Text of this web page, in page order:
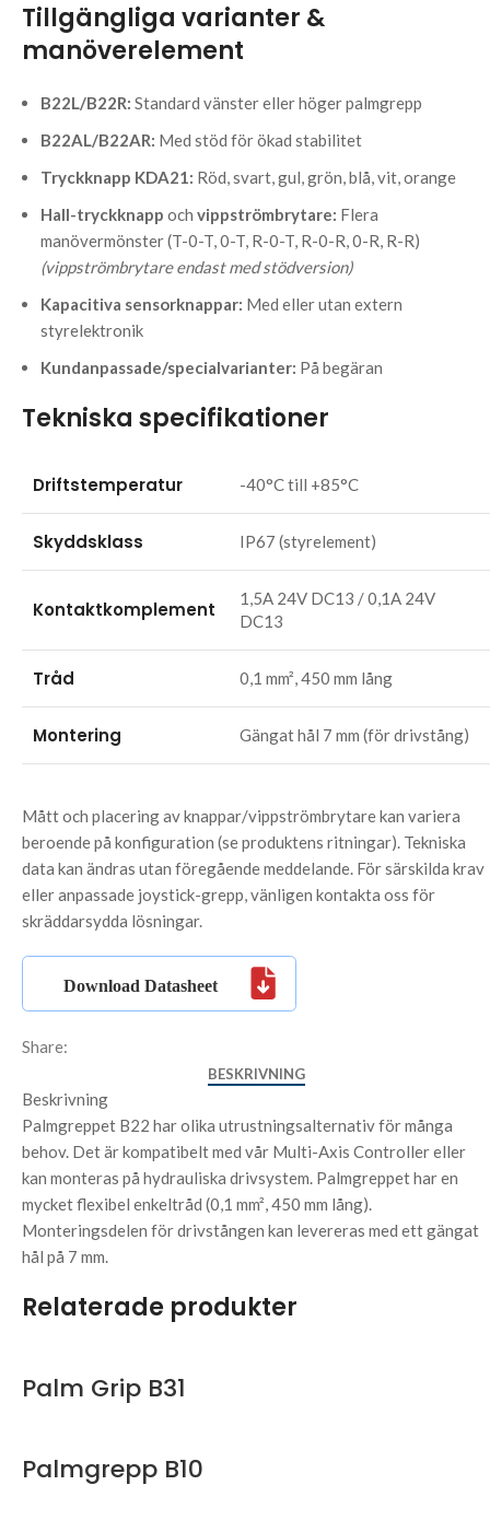
Tillgängliga varianter &
manöverelement
B22L/B22R: Standard vänster eller höger palmgrepp
B22AL/B22AR: Med stöd för ökad stabilitet
Tryckknapp KDA21: Röd, svart, gul, grön, blå, vit, orange
Hall-tryckknapp och vippströmbrytare: Flera
manövermönster (T-0-T, 0-T, R-0-T, R-0-R, 0-R, R-R)
(vippströmbrytare endast med stödversion)
Kapacitiva sensorknappar: Med eller utan extern
styrelektronik
Kundanpassade/specialvarianter: På begäran
Tekniska specifikationer
Driftstemperatur -40°C till +85°C
Skyddsklass IP67 (styrelement)
Kontaktkomplement
1,5A 24V DC13 / 0,1A 24V
DC13
Tråd 0,1 mm², 450 mm lång
Montering Gängat hål 7 mm (för drivstång)
Mått och placering av knappar/vippströmbrytare kan variera
beroende på konfiguration (se produktens ritningar). Tekniska
data kan ändras utan föregående meddelande. För särskilda krav
eller anpassade joystick-grepp, vänligen kontakta oss för
skräddarsydda lösningar.
Share:
BESKRIVNING
Beskrivning
Palmgreppet B22 har olika utrustningsalternativ för många
behov. Det är kompatibelt med vår Multi-Axis Controller eller
kan monteras på hydrauliska drivsystem. Palmgreppet har en
mycket flexibel enkeltråd (0,1 mm², 450 mm lång).
Monteringsdelen för drivstången kan levereras med ett gängat
hål på 7 mm.
Relaterade produkter
Palm Grip B31
Palmgrepp B10